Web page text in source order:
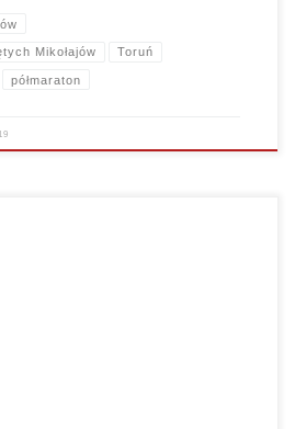
Mikołajów Toruń
półmaraton